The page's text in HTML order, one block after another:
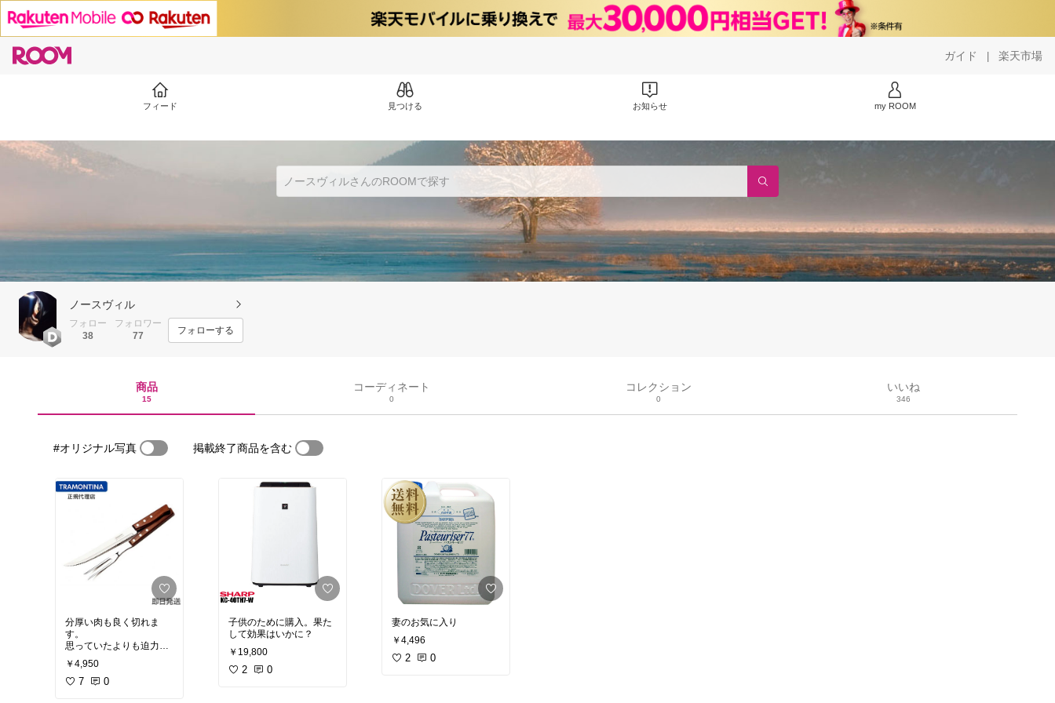
ガイド | 楽天市場
フィード 見つける お知らせ my ROOM
ノースヴィル
フォロー
38
フォロワー
77
フォローする
商品
15
コーディネート
0
コレクション
0
いいね
346
#オリジナル写真 掲載終了商品を含む
分厚い肉も良く切れま
す。
思っていたよりも迫力あ
る大きさでBBQ気分を盛
り上げてくれます。
従兄弟にもプレゼントし
￥4,950
7 0
子供のために購入。果た
して効果はいかに？
￥19,800
2 0
妻のお気に入り
￥4,496
2 0